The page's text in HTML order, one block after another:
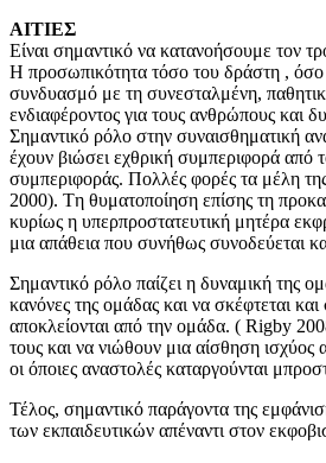
ΑΙΤΙΕΣ
Είναι σημαντικό να κατανοήσουμε τον
Η προσωπικότητα τόσο του δράστη , όσο
συνδυασμό με τη συνεσταλμένη,
ενδιαφέροντος για τους ανθρώπους και
Σημαντικό ρόλο στην συναισθηματική
έχουν βιώσει εχθρική συμπεριφορά από
συμπεριφοράς. Πολλές φορές τα μέλη της
2000). Tη θυματοποίηση επίσης τη
κυρίως η υπερπροστατευτική μητέρα
μια απάθεια που συνήθως συνοδεύεται
Σημαντικό ρόλο παίζει η δυναμική της
κανόνες της ομάδας και να σκέφτεται
αποκλείονται από την ομάδα. ( Rigby
τους και να νιώθουν μια αίσθηση
οι όποιες αναστολές καταργούνται
Τέλος, σημαντικό παράγοντα της
των εκπαιδευτικών απέναντι στον